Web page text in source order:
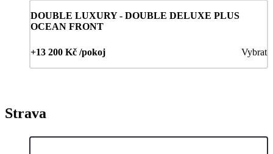
DOUBLE LUXURY - DOUBLE DELUXE PLUS
OCEAN FRONT
+13 200 Kč /pokoj Vybrat
Strava